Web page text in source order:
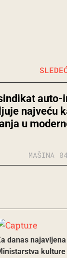
auto-
najveću
u
MAŠINA
danas
kulture